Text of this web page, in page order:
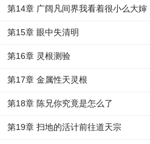
第14章 广阔凡间界我看着很小么大婶
第15章 眼中失清明
第16章 灵根测验
第17章 金属性天灵根
第18章 陈兄你究竟是怎么了
第19章 扫地的活计前往道天宗